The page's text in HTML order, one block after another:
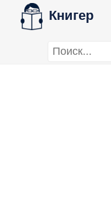
Книгер